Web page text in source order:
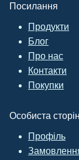
Посилання
Продукти
Блог
Про нас
Контакти
Покупки
Особиста
Профіль